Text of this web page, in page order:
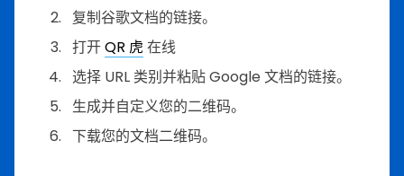
复制谷歌文档的链接。
打开QR 虎 在线
选择 URL 类别并粘贴 Google 文档的链接。
生成并自定义您的二维码。
下载您的文档二维码。